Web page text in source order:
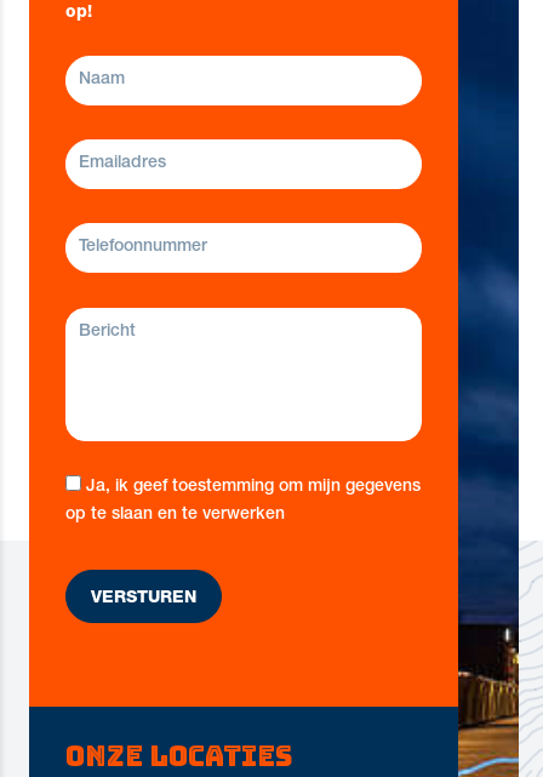
op!
Ja, ik geef toestemming om mijn gegevens
op te slaan en te verwerken
Onze locaties